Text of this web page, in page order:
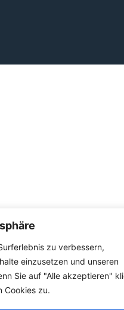
zu verbessern,
einzusetzen und unseren
Sie auf "Alle akzeptieren"
Cookies zu.